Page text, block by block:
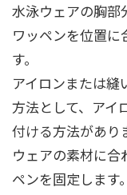
水泳ウェアの胸部
ワッペンを位置に
す。
アイロンまたは縫
方法として、アイ
付ける方法があり
ウェアの素材に合
ペンを固定します